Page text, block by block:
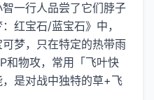
一行人品尝了它们脖子
红宝石/蓝宝石》中，
梦，只在特定的热带雨
和物攻，常用「飞叶快
是对战中独特的草+飞